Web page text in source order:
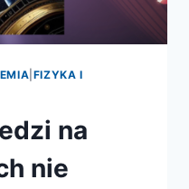
FIZYKA I
na
nie